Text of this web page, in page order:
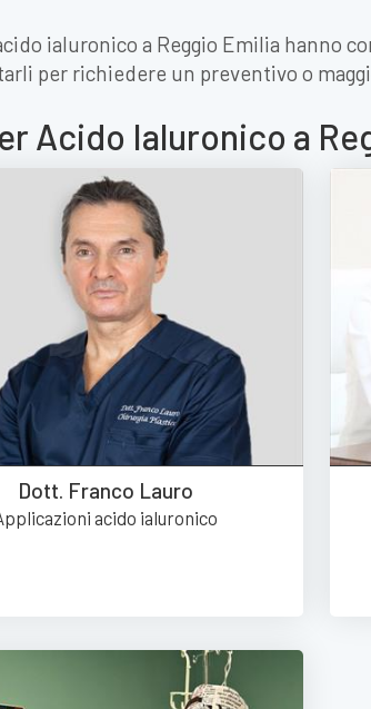
ialuronico a Reggio Emilia hanno
per richiedere un preventivo o
Acido Ialuronico a
Dott. Franco Lauro
acido ialuronico